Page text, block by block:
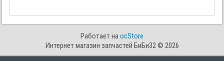
Работает наocStore
Интернет магазин запчастей БиБи32 © 2026